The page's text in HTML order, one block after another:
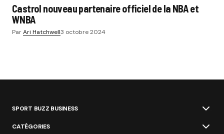
Castrol nouveau partenaire officiel de la NBA et
WNBA
ParAri Hatchwell3 octobre 2024
SPORT BUZZ BUSINESS
CATÉGORIES